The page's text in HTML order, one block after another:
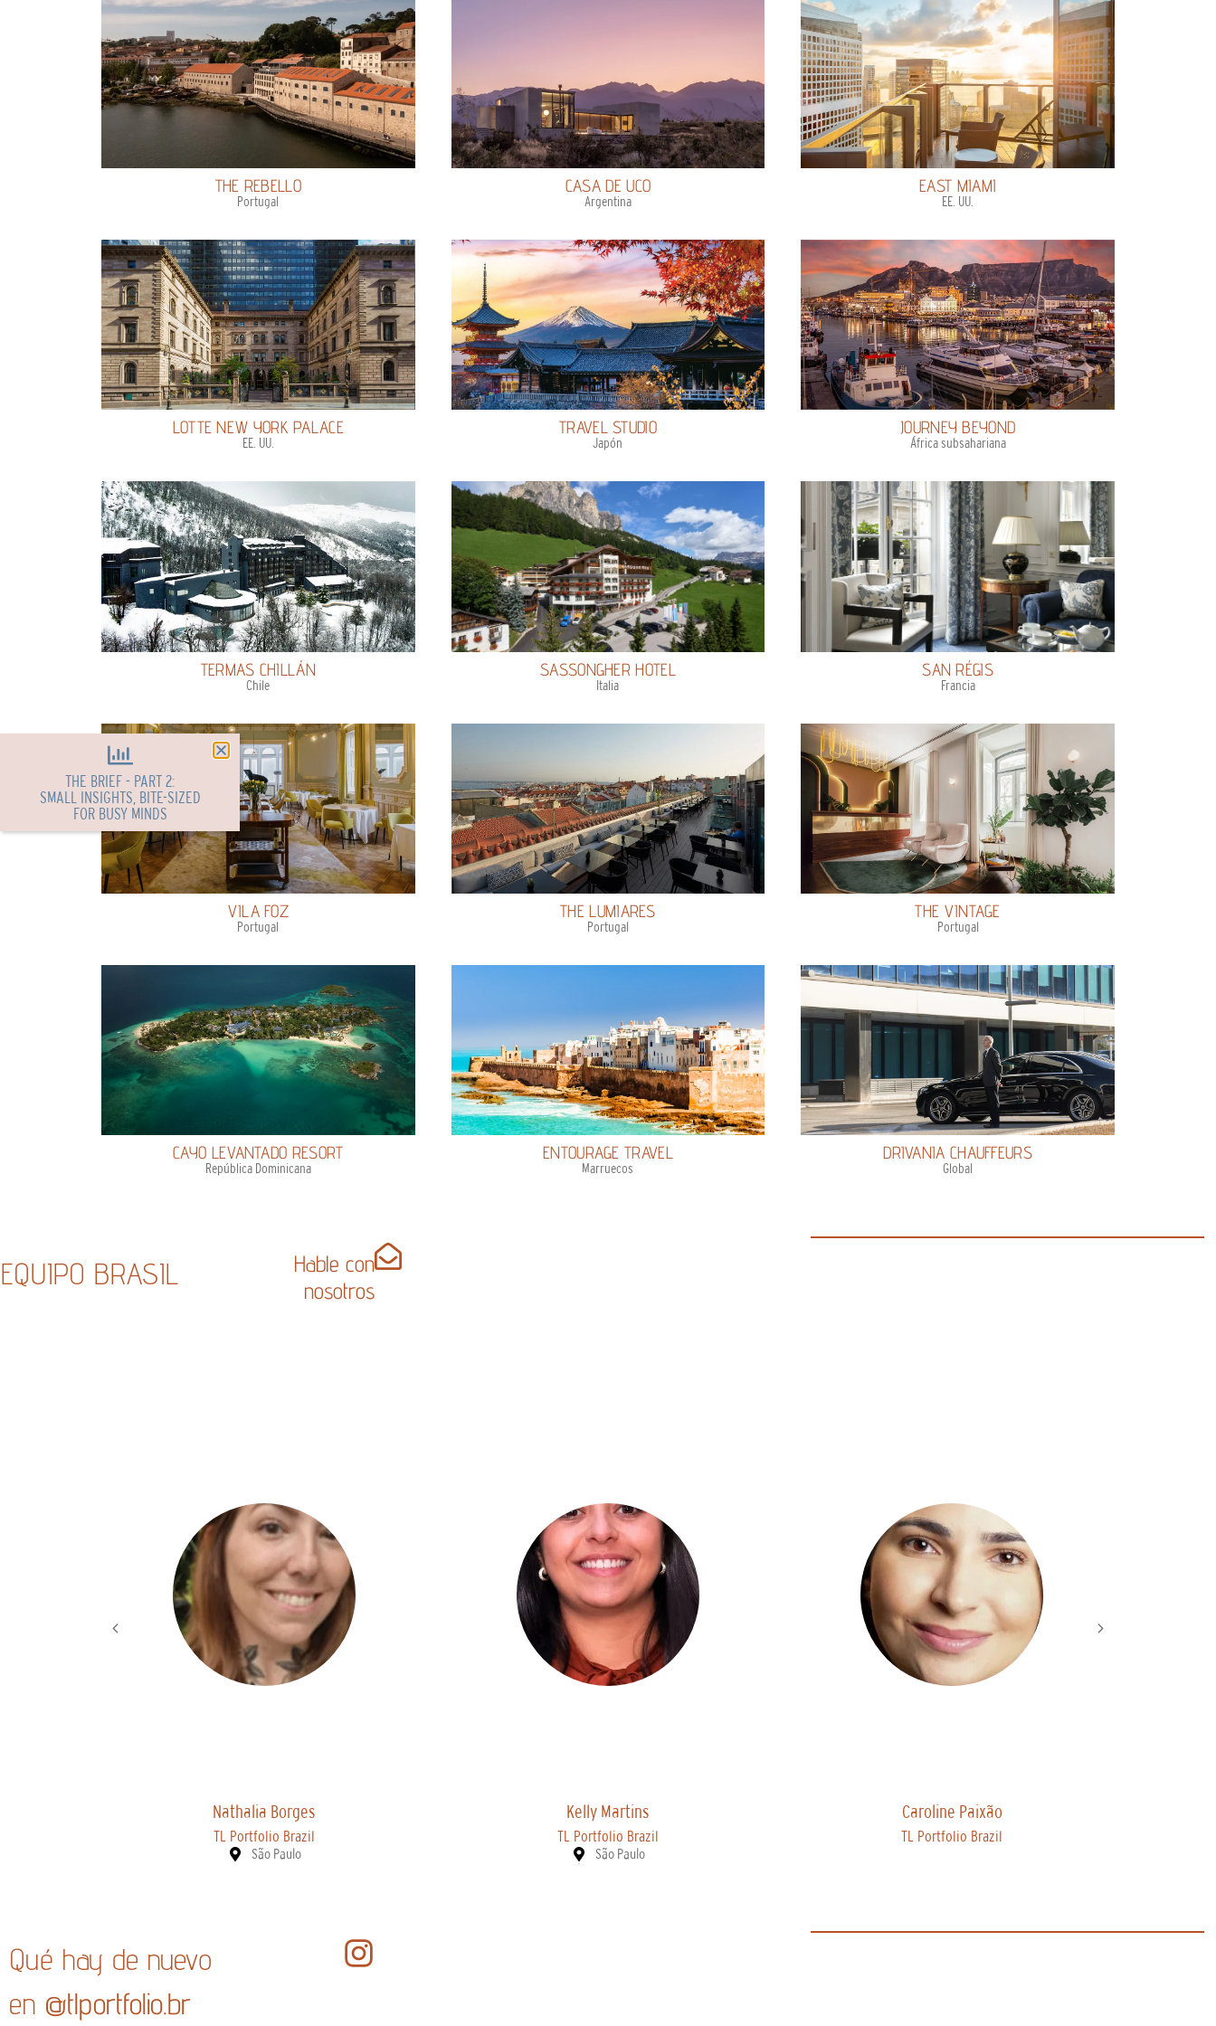
THE REBELLO
Portugal
CASA DE UCO
Argentina
EAST MIAMI
EE. UU.
LOTTE NEW YORK PALACE
EE. UU.
TRAVEL STUDIO
Japón
JOURNEY BEYOND
África subsahariana
TERMAS CHILLÁN
Chile
SASSONGHER HOTEL
Italia
SAN RÉGIS
Francia
VILA FOZ
Portugal
THE LUMIARES
Portugal
THE VINTAGE
Portugal
CAYO LEVANTADO RESORT
República Dominicana
ENTOURAGE TRAVEL
Marruecos
DRIVANIA CHAUFFEURS
Global
EQUIPO BRASIL
Hable con
nosotros
Nathalia Borges
TL Portfolio Brazil
São Paulo
Kelly Martins
TL Portfolio Brazil
São Paulo
Caroline Paixão
TL Portfolio Brazil
Qué hay de nuevo
en @tlportfolio.br
THE BRIEF - PART 2:
SMALL INSIGHTS, BITE-SIZED
FOR BUSY MINDS